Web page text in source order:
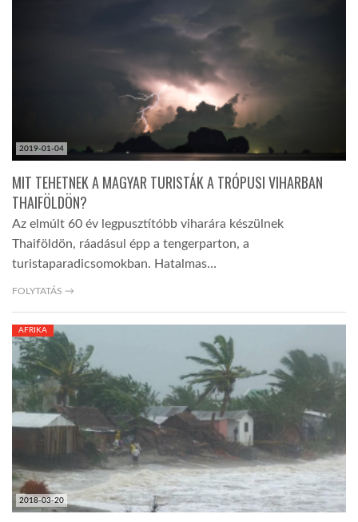
A NAP SZÉPE
LINKTR.EE
GLOBOZSARU
DOBRAVERO.HU
LATIMO.HU
GLOBOBOOK
2019-01-04
MIT TEHETNEK A MAGYAR TURISTÁK A TRÓPUSI VIHARBAN
THAIFÖLDÖN?
Az elmúlt 60 év legpusztítóbb viharára készülnek
Thaiföldön, ráadásul épp a tengerparton, a
turistaparadicsomokban. Hatalmas…
FOLYTATÁS →
2018-03-20
AFRIKA